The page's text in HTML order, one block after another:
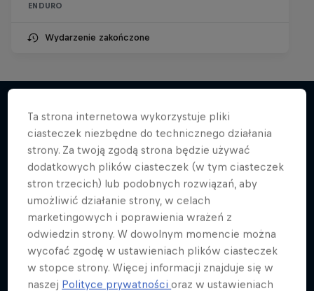
ENDURO
Wydarzenie zakończone
Więcej podobnych
Ta strona internetowa wykorzystuje pliki
ciasteczek niezbędne do technicznego działania
strony. Za twoją zgodą strona będzie używać
dodatkowych plików ciasteczek (w tym ciasteczek
stron trzecich) lub podobnych rozwiązań, aby
umożliwić działanie strony, w celach
marketingowych i poprawienia wrażeń z
odwiedzin strony. W dowolnym momencie można
wycofać zgodę w ustawieniach plików ciasteczek
w stopce strony. Więcej informacji znajduje się w
naszej Polityce prywatnościoraz w ustawieniach